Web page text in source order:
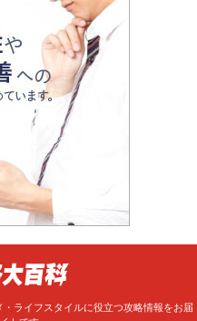
ライフスタイルに役立つ攻略情報をお届